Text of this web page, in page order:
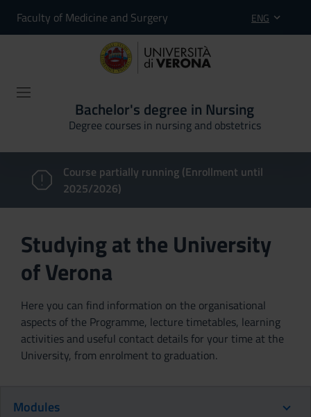
Faculty of Medicine and Surgery ENG
Bachelor's degree in Nursing
Degree courses in nursing and obstetrics
Course partially running (Enrollment until
2025/2026)
Studying at the University
of Verona
Here you can find information on the organisational
aspects of the Programme, lecture timetables, learning
activities and useful contact details for your time at the
University, from enrolment to graduation.
Modules